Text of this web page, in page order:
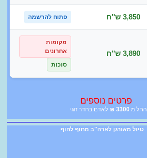
3,850 ש"ח פתוח להרשמה
3,890 ש"ח
מקומות
אחרונים
סוכות
פרטים נוספים
החל מ 3300
₪ לאדם בחדר זוגי
טיול מאורגן לארה"ב מחוף לחוף